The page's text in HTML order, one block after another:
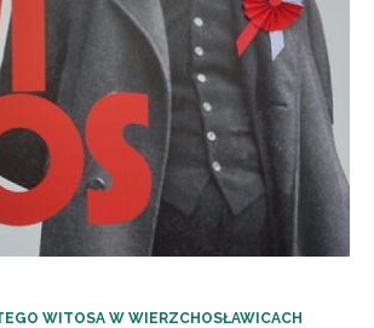
WITOSA W WIERZCHOSŁAWICACH